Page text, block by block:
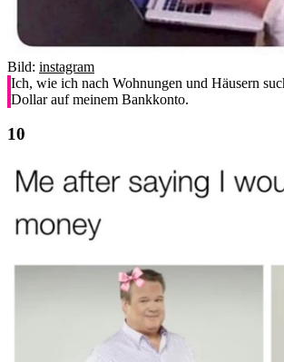
Bild: instagram
Ich, wie ich nach Wohnungen und Häusern
Dollar auf meinem Bankkonto.